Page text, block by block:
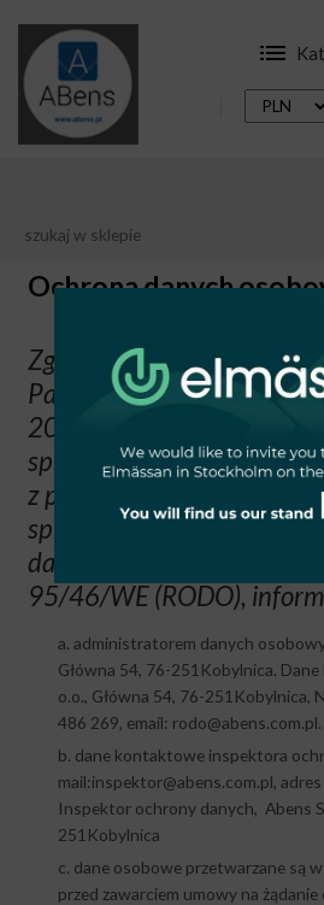
Ochrona danych osobowych
Ochrona danych
Zgodnie z art. 13
Parlamentu Europejskiego i
2016/679 z dnia 27
sprawie ochrony osób
z przetwarzaniem danych
sprawie swobodnego
danych oraz uchylenia
95/46/WE (RODO),
a. administratorem danych
Główna 54, 76-251Kobylnica.
o.o., Główna 54, 76-251Kobylnica,
486 269, email: rodo@abens.com.pl.
b. dane kontaktowe inspektora
mail:inspektor@abens.com.pl,
Inspektor ochrony danych, Abens
251Kobylnica
c. dane osobowe przetwarzane są
przed zawarciem umowy na